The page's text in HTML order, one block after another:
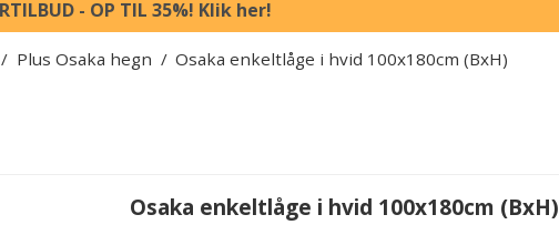
- OP TIL 35%! Klik her!
/ Plus Osaka hegn / Osaka enkeltlåge i hvid 100x180cm (BxH)
Osaka enkeltlåge i hvid 100x180cm (BxH)